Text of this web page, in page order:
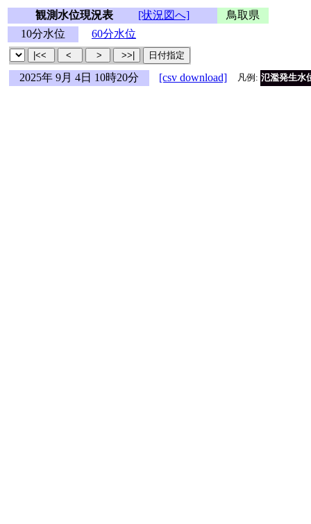
観測水位現況表 [状況図へ]
鳥取県
10分水位
60分水位
2025年 9月 4日 10時20分 [csv download] 凡例: 氾濫発生水